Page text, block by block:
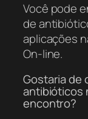
Você pode
de
aplicações
On-line.
Gostaria de
antibióticos
encontro?